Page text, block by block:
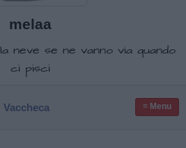
melaa
neve se ne vanno via quando
ci pisci
Vaccheca ≡ Menu